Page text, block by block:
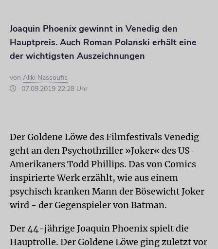
Joaquin Phoenix gewinnt in Venedig den
Hauptpreis. Auch Roman Polanski erhält eine
der wichtigsten Auszeichnungen
von Aliki Nassoufis
07.09.2019 22:28 Uhr
Der Goldene Löwe des Filmfestivals Venedig
geht an den Psychothriller »Joker« des US-
Amerikaners Todd Phillips. Das von Comics
inspirierte Werk erzählt, wie aus einem
psychisch kranken Mann der Bösewicht Joker
wird - der Gegenspieler von Batman.
Der 44-jährige Joaquin Phoenix spielt die
Hauptrolle. Der Goldene Löwe ging zuletzt vor